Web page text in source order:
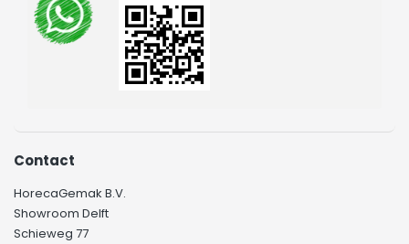
Contact
HorecaGemak B.V.
Showroom Delft
Schieweg 77